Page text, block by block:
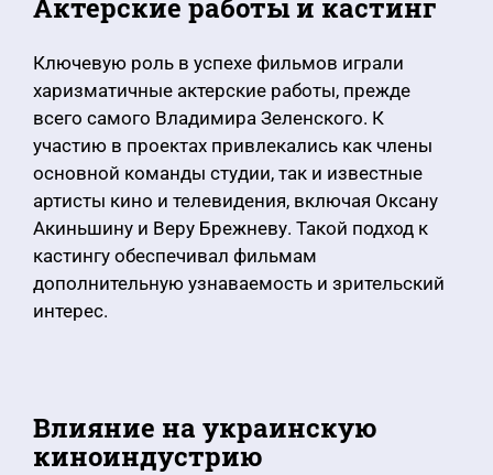
Актерские работы и кастинг
Ключевую роль в успехе фильмов играли
харизматичные актерские работы, прежде
всего самого Владимира Зеленского. К
участию в проектах привлекались как члены
основной команды студии, так и известные
артисты кино и телевидения, включая Оксану
Акиньшину и Веру Брежневу. Такой подход к
кастингу обеспечивал фильмам
дополнительную узнаваемость и зрительский
интерес.
Влияние на украинскую
киноиндустрию